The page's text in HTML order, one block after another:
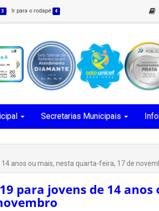
3 Ir para o rodapé 4
Secretarias Municipais
anos ou mais, nesta quarta-feira, 17 de
para jovens de 14 anos